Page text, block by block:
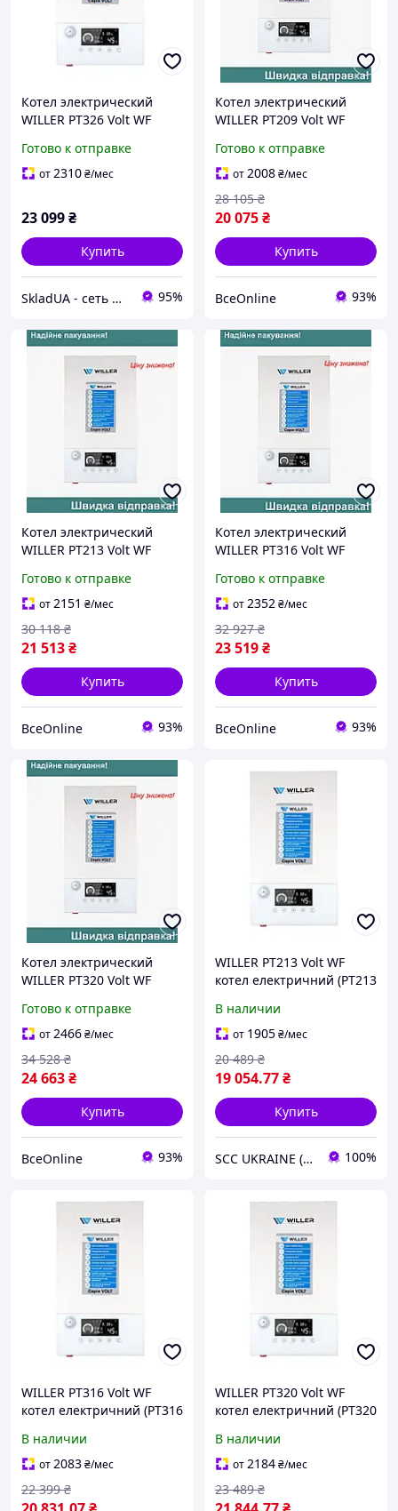
Котел электрический
WILLER PT326 Volt WF
Готово к отправке
от2310₴/мес
23 099₴
Купить
SkladUA - сеть магазинов сантехники и бытовой техники 95%
Котел электрический
WILLER PT209 Volt WF
Готово к отправке
от2008₴/мес
20 075₴
28 105 ₴
Купить
ВсеOnline 93%
Котел электрический
WILLER PT213 Volt WF
Готово к отправке
от2151 ₴/мес
21 513₴
30 118 ₴
Купить
ВсеOnline 93%
Котел электрический
WILLER PT316 Volt WF
Готово к отправке
от2352₴/мес
23 519₴
32 927 ₴
Купить
ВсеOnline 93%
Котел электрический
WILLER PT320 Volt WF
Готово к отправке
от2466₴/мес
24 663₴
34 528 ₴
Купить
ВсеOnline 93%
WILLER PT213 Volt WF
котел електричний (PT213
В наличии
от 1905₴/мес
19 054.77₴
20 489 ₴
Купить
SCC UKRAINE (МАККОН) 100%
WILLER PT316 Volt WF
котел електричний (PT316
В наличии
от2083₴/мес
22 399 ₴
WILLER PT320 Volt WF
котел електричний (PT320
В наличии
от2184₴/мес
23 489 ₴